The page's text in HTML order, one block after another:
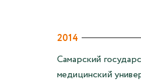
2014
Самарский
медицинский